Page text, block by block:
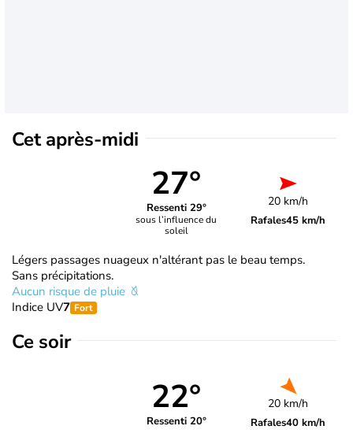
Cet après-midi
27°
Ressenti 29°
sous l’influence du
soleil
20 km/h
Rafales45 km/h
Légers passages nuageux n'altérant pas le beau temps.
Sans précipitations.
Aucun risque de pluie
Indice UV7 Fort
Ce soir
22°
Ressenti 20°
20 km/h
Rafales40 km/h